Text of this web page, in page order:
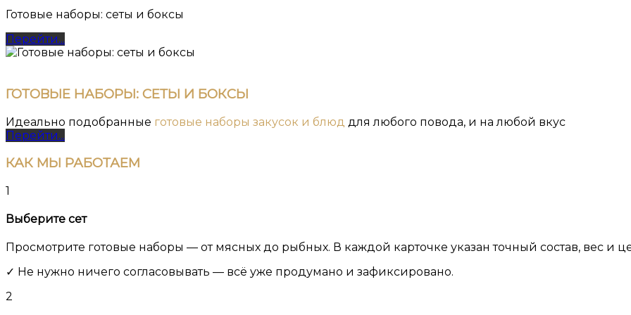
Готовые наборы: сеты и боксы
Перейти...
ГОТОВЫЕ НАБОРЫ: СЕТЫ И БОКСЫ
Идеально подобранные готовые наборы закусок и блюд для любого повода, и на любой вкус
Перейти...
КАК МЫ РАБОТАЕМ
1
Выберите сет
Просмотрите готовые наборы — от мясных до рыбных. В каждой карточке указан точный состав, вес и
✓ Не нужно ничего согласовывать — всё уже продумано и зафиксировано.
2